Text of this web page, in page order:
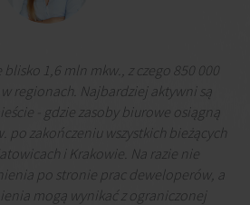
1,6 mln mkw., z czego 850 000
regionach. Najbardziej aktywni są
- gdzie zasoby biurowe osiągną
po zakończeniu wszystkich bieżących
i Krakowie. Na razie nie
po stronie prac deweloperów, a
mogą wynikać z ograniczonej